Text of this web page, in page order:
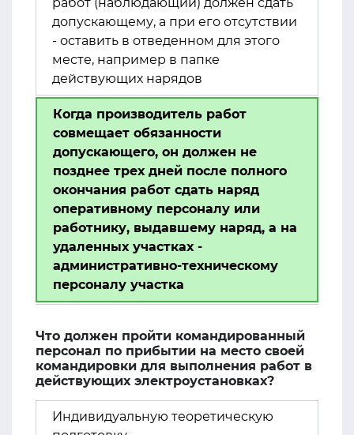
допускающему, а при его отсутствии
- оставить в отведенном для этого
месте, например в папке
действующих нарядов
Когда производитель работ
совмещает обязанности
допускающего, он должен не
позднее трех дней после полного
окончания работ сдать наряд
оперативному персоналу или
работнику, выдавшему наряд, а на
удаленных участках -
административно-техническому
персоналу участка
Что должен пройти командированный
персонал по прибытии на место своей
командировки для выполнения работ в
действующих электроустановках?
Индивидуальную теоретическую